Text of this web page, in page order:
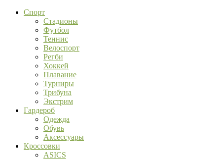
Спорт
Стадионы
Футбол
Теннис
Велоспорт
Регби
Хоккей
Плавание
Турниры
Трибуна
Экстрим
Гардероб
Одежда
Обувь
Аксессуары
Кроссовки
ASICS